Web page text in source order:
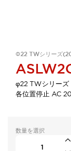
Φ22 TWシリーズ
φ22 TWシリーズ
各位置停止 AC
数量を選択